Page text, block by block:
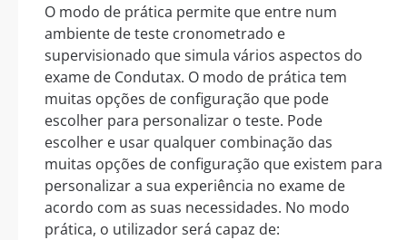
O modo de prática permite que entre num
ambiente de teste cronometrado e
supervisionado que simula vários aspectos do
exame de Condutax. O modo de prática tem
muitas opções de configuração que pode
escolher para personalizar o teste. Pode
escolher e usar qualquer combinação das
muitas opções de configuração que existem para
personalizar a sua experiência no exame de
acordo com as suas necessidades. No modo
prática, o utilizador será capaz de: